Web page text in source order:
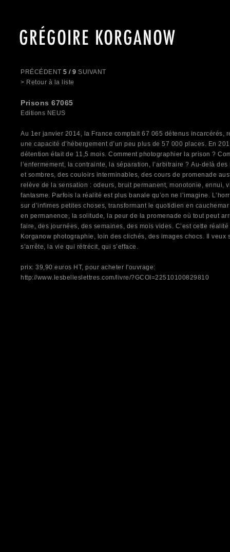
GRÉGOIRE KORGANOW
PRÉCÉDENT 5 / 9 SUIVANT
> Retour à la liste
Prisons 67065
Editions NEUS
Au 1er janvier 2014, la France comptait 67 065 détenus incarcérés,
une capacité d’hébergement d’un peu plus de 57 000 places. En
détention était de 11,5 mois. Comment photographier la prison ?
l’enfermement, la contrainte, la séparation, l’arbitraire ? Au-delà
et sombres, des couloirs interminables, des cours de promenade
relève de la sensation : odeurs, bruit permanent, monotonie, ennui,
fantasme. Parfois la réalité est plus banale qu’on ne l’imagine.
sur d’infimes petites choses, transformant le quotidien en
en permanence, la solitude, la peur de la promenade où tout peut
faire, des journées, des semaines, des mois vides. C’est cette
Korganow photographie, loin des clichés, des images chocs. Il veux
s’arrête, la vie qui rétrécit, qui s’efface.
prix: 39,90 euros HT, pour acheter l'ouvrage:
http://www.lesbelleslettres.com/livre/?GCOI=22510100829810